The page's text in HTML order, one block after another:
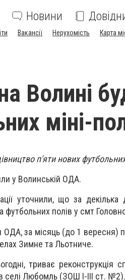
Новини
Вакансії Нерухомість Карта
Волині
міні-
п'яти нових
у Волинській ОДА.
уточнили, що за
футбольних полів у смт
за місяць (до 1 вересня)
Зимне та Льотниче.
триває реконструкція
Любомль (ЗОШ І-ІІІ ст. №2).